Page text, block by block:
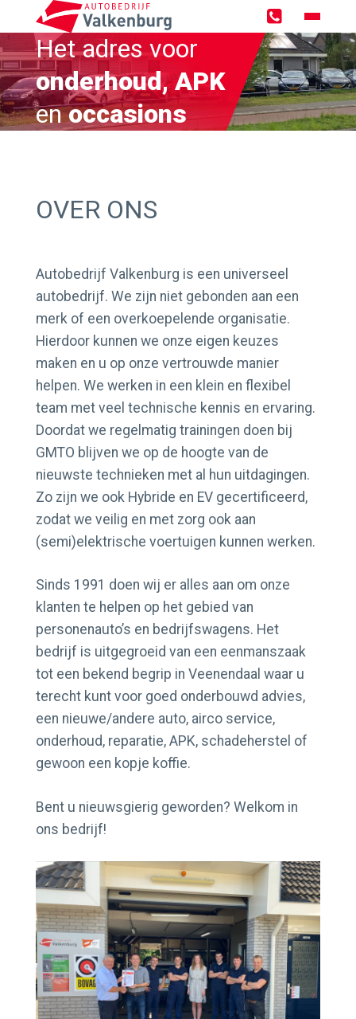
Home
Occasions
Werkplaatsreservering
GMTO Diagnose specialist
Contact
Actueel
Het adres voor
onderhoud, APK
enoccasions
OVER ONS
Autobedrijf Valkenburg is een universeel
autobedrijf. We zijn niet gebonden aan een
merk of een overkoepelende organisatie.
Hierdoor kunnen we onze eigen keuzes
maken en u op onze vertrouwde manier
helpen. We werken in een klein en flexibel
team met veel technische kennis en ervaring.
Doordat we regelmatig trainingen doen bij
GMTO blijven we op de hoogte van de
nieuwste technieken met al hun uitdagingen.
Zo zijn we ook Hybride en EV gecertificeerd,
zodat we veilig en met zorg ook aan
(semi)elektrische voertuigen kunnen werken.
Sinds 1991 doen wij er alles aan om onze
klanten te helpen op het gebied van
personenauto’s en bedrijfswagens. Het
bedrijf is uitgegroeid van een eenmanszaak
tot een bekend begrip in Veenendaal waar u
terecht kunt voor goed onderbouwd advies,
een nieuwe/andere auto, airco service,
onderhoud, reparatie, APK, schadeherstel of
gewoon een kopje koffie.
Bent u nieuwsgierig geworden? Welkom in
ons bedrijf!